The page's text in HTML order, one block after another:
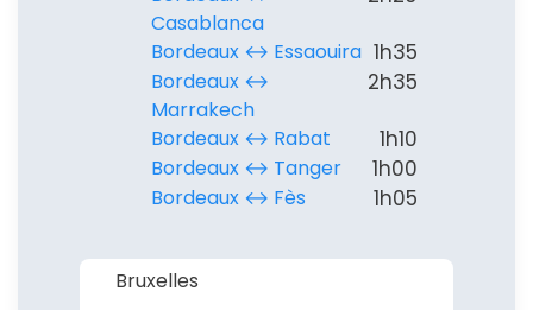
Casablanca
Bordeaux ↔︎ Essaouira 1h35
Bordeaux ↔︎
Marrakech
2h35
Bordeaux ↔︎ Rabat 1h10
Bordeaux ↔︎ Tanger 1h00
Bordeaux ↔︎ Fès 1h05
Bruxelles